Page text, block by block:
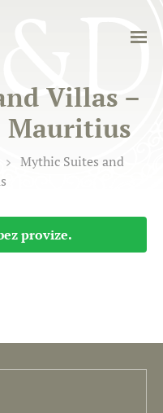
Villas –
Mauritius
Mythic Suites and
provize.